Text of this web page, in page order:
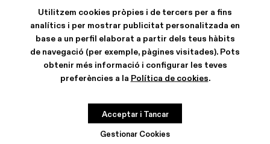
Utilitzem cookies pròpies i de tercers per a fins
analítics i per mostrar publicitat personalitzada en
base a un perfil elaborat a partir dels teus hàbits
de navegació (per exemple, pàgines visitades). Pots
obtenir més informació i configurar les teves
preferències a la Política de cookies.
Gestionar Cookies
Acceptar i Tancar
CARACTERÍSTIQUES
CURA DEL PRODUCTE